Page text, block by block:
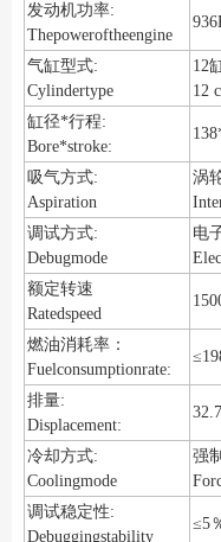
发动机功率:
Thepoweroftheengine
气缸型式:
Cylindertype
12
12
缸径*行程:
Bore*stroke:
吸气方式:
Aspiration
涡
调试方式:
Debugmode
电
额定转速
Ratedspeed
燃油消耗率：
Fuelconsumptionrate:
排量:
Displacement:
冷却方式:
Coolingmode
强
调试稳定性:
Debuggingstability
≤5